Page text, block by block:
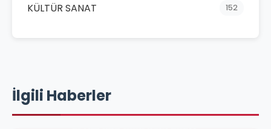
KÜLTÜR SANAT 152
İlgili Haberler